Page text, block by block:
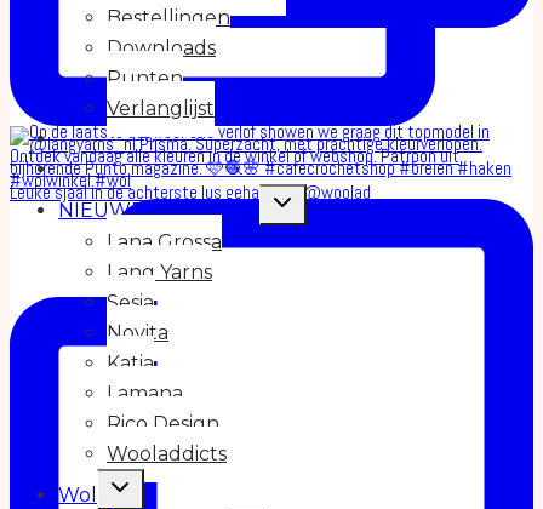
Leuke sjaal in de achterste lus gehaakt in @woolad
Bestellingen
Downloads
Punten
Verlanglijst
NIEUWE COLLECTIE
Toggle
Lana Grossa
Lang Yarns
Sesia
Novita
Katia
Lamana
Rico Design
Wooladdicts
Wol
Toggle